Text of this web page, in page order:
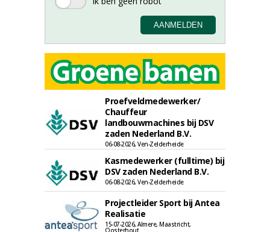
Proefveldmedewerker/
Chauffeur
landbouwmachines bij DSV
zaden Nederland B.V.
06-08-2026, Ven-Zelderheide
Kasmedewerker (fulltime) bij
DSV zaden Nederland B.V.
06-08-2026, Ven-Zelderheide
Projectleider Sport bij Antea
Realisatie
15-07-2026, Almere, Maastricht,
Oosterhout